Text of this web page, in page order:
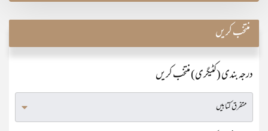
منتخب کریں
درجہ بندی (کٹیگری) منتخب کریں